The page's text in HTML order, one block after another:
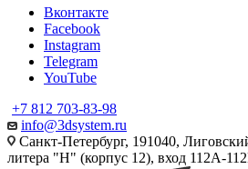
Вконтакте
Facebook
Instagram
Telegram
YouTube
+7 812 703-83-98
info@3dsystem.ru
Санкт-Петербург, 191040,
литера "Н" (корпус 12), вход 112А-